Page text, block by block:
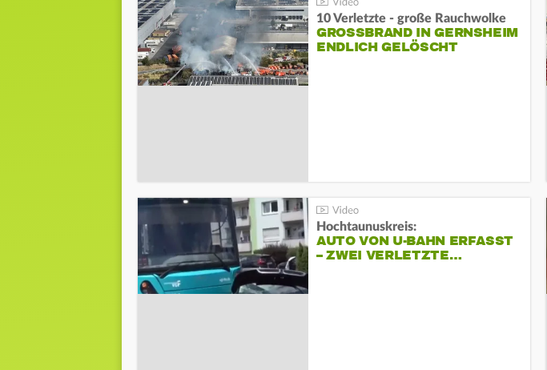
10 Verletzte - große Rauchwolke
GROSSBRAND IN GERNSHEIM E
NDLICH GELÖSCHT
Hochtaunuskreis:
AUTO VON U-BAHN ERFASST
– ZWEI VERLETZTE…